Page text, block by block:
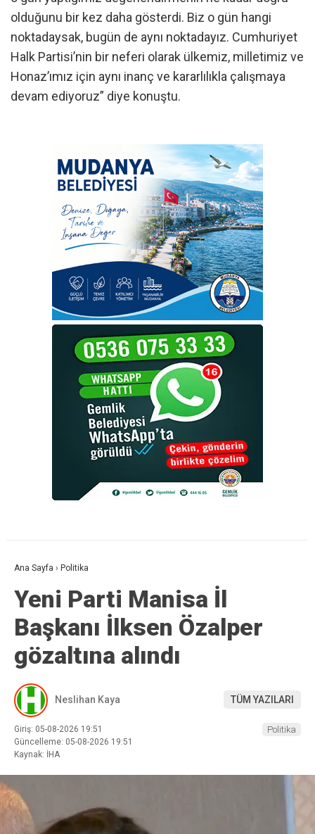
olduğunu bir kez daha gösterdi. Biz o gün hangi
noktadaysak, bugün de aynı noktadayız. Cumhuriyet
Halk Partisi’nin bir neferi olarak ülkemiz, milletimiz ve
Honaz’ımız için aynı inanç ve kararlılıkla çalışmaya
devam ediyoruz” diye konuştu.
Ana Sayfa › Politika
Yeni Parti Manisa İl
Başkanı İlksen Özalper
gözaltına alındı
Neslihan Kaya TÜM YAZILARI
Giriş: 05-08-2026 19:51
Güncelleme: 05-08-2026 19:51
Kaynak: İHA
Politika